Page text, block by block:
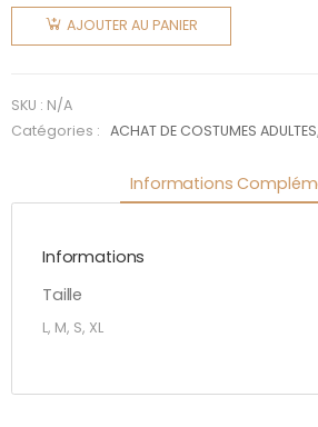
Quarterback
AJOUTER AU PANIER
SKU : N/A
Catégories :
ACHAT DE COSTUMES ADULTES
Informations
Informations
Taille
L, M, S, XL